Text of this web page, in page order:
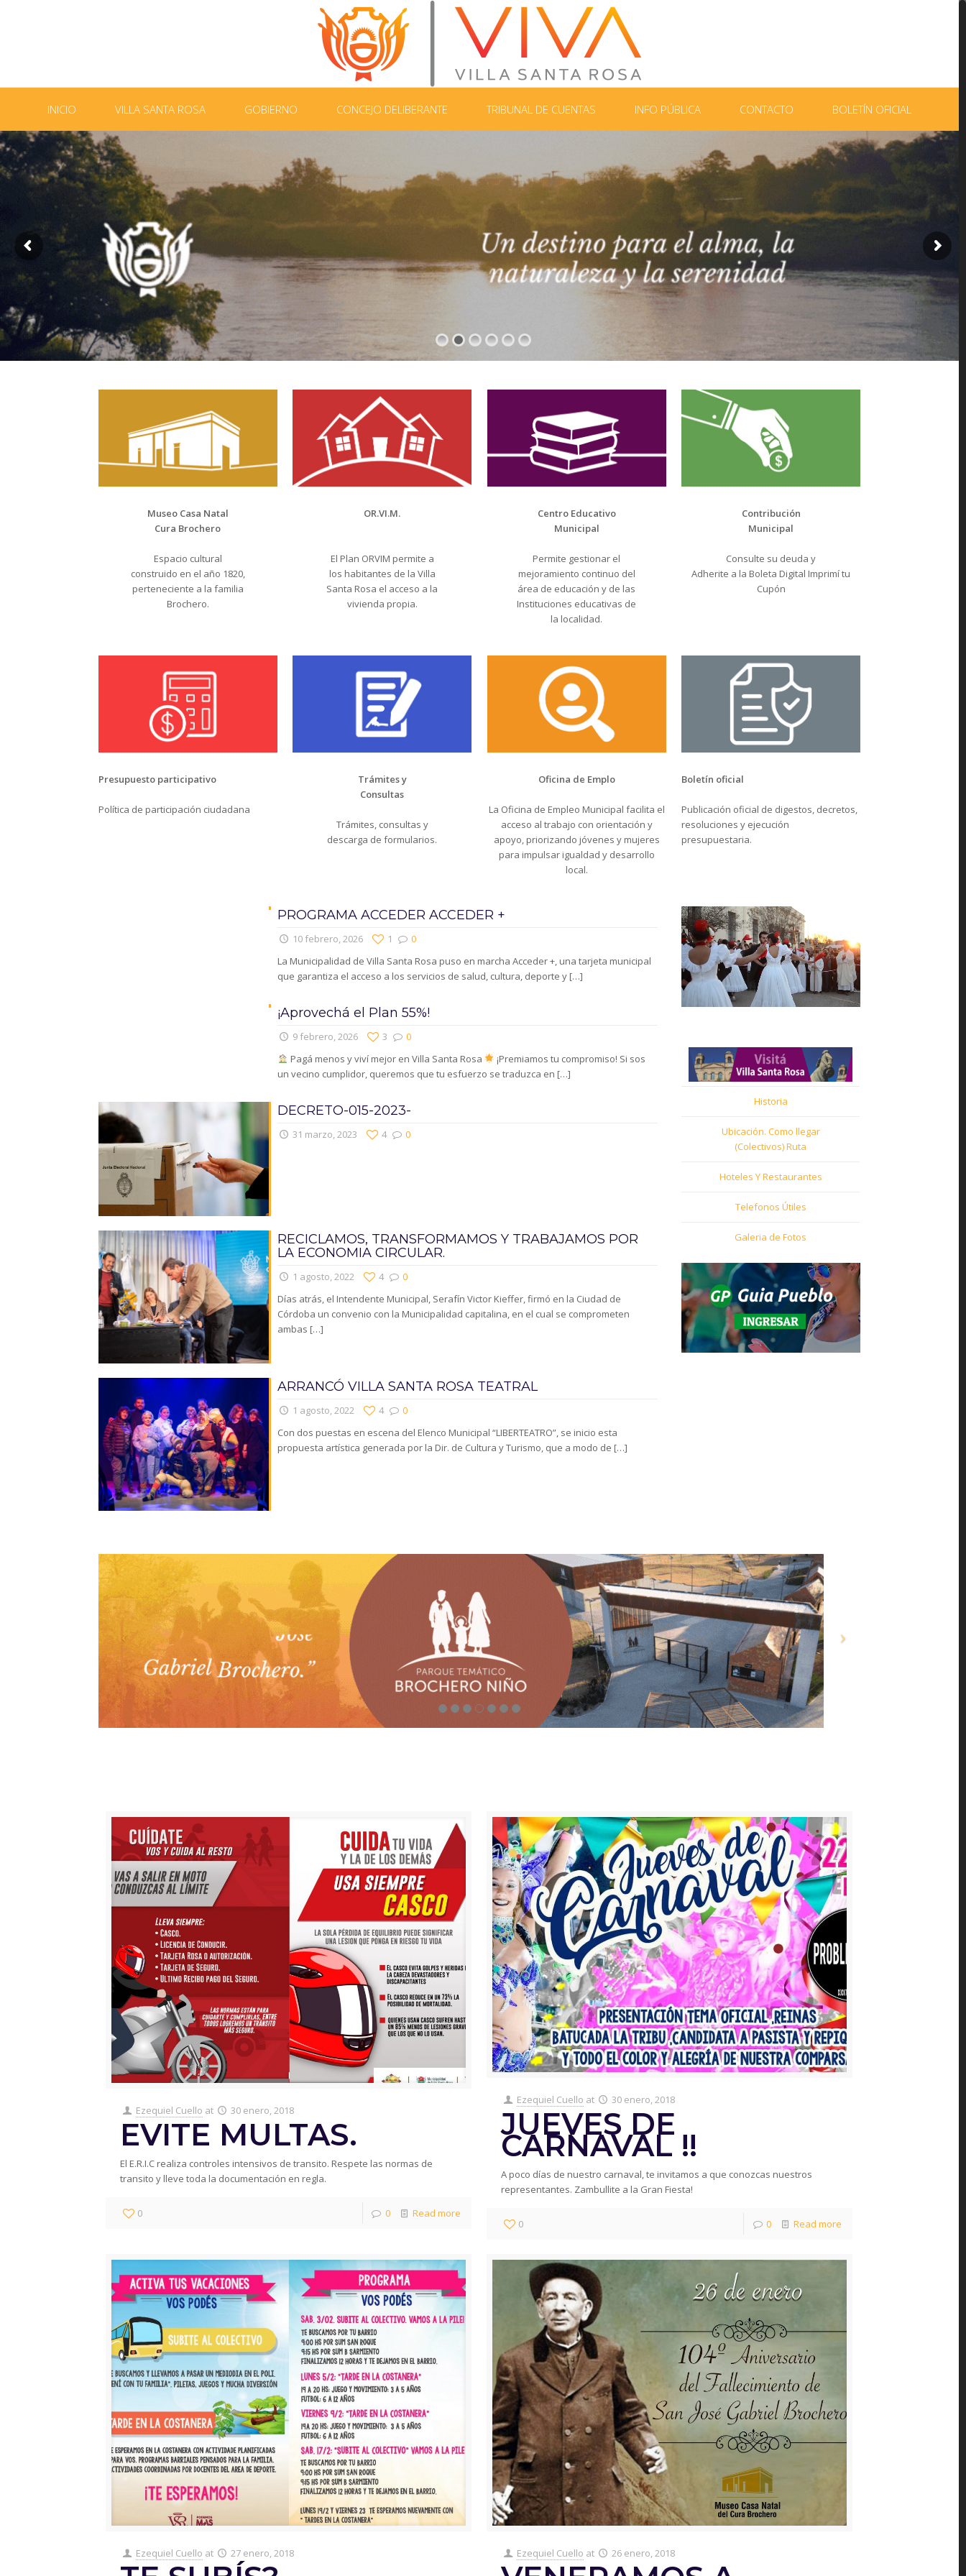
INICIO VILLA SANTA ROSA GOBIERNO CONCEJO DELIBERANTE TRIBUNAL DE CUENTAS INFO PÚBLICA CONTACTO BOLETÍN OFICIAL
Museo Casa Natal
Cura Brochero
Espacio cultural
construido en el año 1820,
perteneciente a la familia
Brochero.
OR.VI.M.
El Plan ORVIM permite a
los habitantes de la Villa
Santa Rosa el acceso a la
vivienda propia.
Centro Educativo
Municipal
Permite gestionar el
mejoramiento continuo del
área de educación y de las
Instituciones educativas de
la localidad.
Contribución
Municipal
Consulte su deuda y
Adherite a la Boleta Digital Imprimí tu
Cupón
Presupuesto participativo
Política de participación ciudadana
Trámites y
Consultas
Trámites, consultas y
descarga de formularios.
Oficina de Emplo
La Oficina de Empleo Municipal facilita el
acceso al trabajo con orientación y
apoyo, priorizando jóvenes y mujeres
para impulsar igualdad y desarrollo
local.
Boletín oficial
Publicación oficial de digestos, decretos,
resoluciones y ejecución
presupuestaria.
PROGRAMA ACCEDER ACCEDER +
10 febrero, 2026 0
1
La Municipalidad de Villa Santa Rosa puso en marcha Acceder +, una tarjeta municipal
que garantiza el acceso a los servicios de salud, cultura, deporte y[…]
¡Aprovechá el Plan 55%!
9 febrero, 2026 0
3
Pagá menos y viví mejor en Villa Santa Rosa
¡Premiamos tu compromiso! Si sos
un vecino cumplidor, queremos que tu esfuerzo se traduzca en […]
DECRETO-015-2023-
31 marzo, 2023 0
4
RECICLAMOS, TRANSFORMAMOS Y TRABAJAMOS POR
LA ECONOMIA CIRCULAR.
1 agosto, 2022 0
4
Días atrás, el Intendente Municipal, Serafín Victor Kieffer, firmó en la Ciudad de
Córdoba un convenio con la Municipalidad capitalina, en el cual se comprometen
ambas […]
ARRANCÓ VILLA SANTA ROSA TEATRAL
1 agosto, 2022 0
4
Con dos puestas en escena del Elenco Municipal “LIBERTEATRO”, se inicio esta
propuesta artística generada por la Dir. de Cultura y Turismo, que a modo de […]
Historia
Ubicación. Como llegar
(Colectivos) Ruta
Hoteles Y Restaurantes
Telefonos Útiles
Galeria de Fotos
Ezequiel Cuello at 30 enero, 2018
EVITE MULTAS.
El E.R.I.C realiza controles intensivos de transito. Respete las normas de
transito y lleve toda la documentación en regla.
0 0 Read more
Ezequiel Cuello at 30 enero, 2018
JUEVES DE
CARNAVAL !!
A poco días de nuestro carnaval, te invitamos a que conozcas nuestros
representantes. Zambullite a la Gran Fiesta!
0 0 Read more
Ezequiel Cuello at 27 enero, 2018 Ezequiel Cuello at 26 enero, 2018